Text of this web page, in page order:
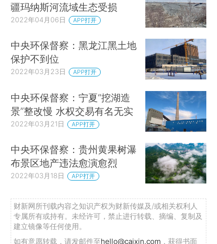
疆玛纳斯河流域生态受损
2022年04月06日 APP打开
中央环保督察：黑龙江黑土地
保护不到位
2022年03月23日 APP打开
中央环保督察：宁夏“挖湖造
景”整改慢 水权交易有名无实
2022年03月21日 APP打开
中央环保督察：贵州黄果树瀑
布景区地产违法愈演愈烈
2022年03月18日 APP打开
财新网所刊载内容之知识产权为财新传媒及/或相关权利人
专属所有或持有。未经许可，禁止进行转载、摘编、复制及
建立镜像等任何使用。
如有意愿转载，请发邮件至hello@caixin.com ，获得书面